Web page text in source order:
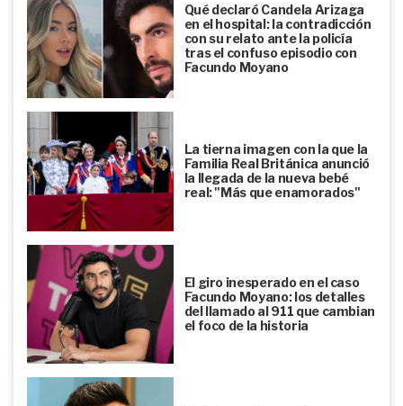
Qué declaró Candela Arizaga
en el hospital: la contradicción
con su relato ante la policía
tras el confuso episodio con
Facundo Moyano
La tierna imagen con la que la
Familia Real Británica anunció
la llegada de la nueva bebé
real: "Más que enamorados"
El giro inesperado en el caso
Facundo Moyano: los detalles
del llamado al 911 que cambian
el foco de la historia